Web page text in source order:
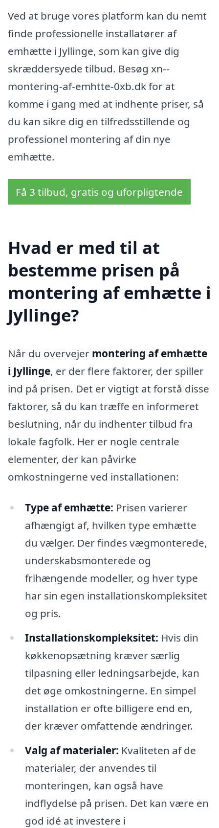
Ved at bruge vores platform kan du nemt
finde professionelle installatører af
emhætte i Jyllinge, som kan give dig
skræddersyede tilbud. Besøg xn--
montering-af-emhtte-0xb.dk for at
komme i gang med at indhente priser, så
du kan sikre dig en tilfredsstillende og
professionel montering af din nye
emhætte.
Få 3 tilbud, gratis og uforpligtende
Hvad er med til at
bestemme prisen på
montering af emhætte i
Jyllinge?
Når du overvejer montering af emhætte
i Jyllinge, er der flere faktorer, der spiller
ind på prisen. Det er vigtigt at forstå disse
faktorer, så du kan træffe en informeret
beslutning, når du indhenter tilbud fra
lokale fagfolk. Her er nogle centrale
elementer, der kan påvirke
omkostningerne ved installationen:
Type af emhætte: Prisen varierer
afhængigt af, hvilken type emhætte
du vælger. Der findes vægmonterede,
underskabsmonterede og
frihængende modeller, og hver type
har sin egen installationskompleksitet
og pris.
Installationskompleksitet: Hvis din
køkkenopsætning kræver særlig
tilpasning eller ledningsarbejde, kan
det øge omkostningerne. En simpel
installation er ofte billigere end en,
der kræver omfattende ændringer.
Valg af materialer: Kvaliteten af de
materialer, der anvendes til
monteringen, kan også have
indflydelse på prisen. Det kan være en
god idé at investere i